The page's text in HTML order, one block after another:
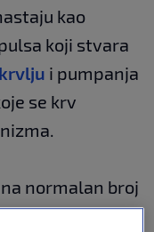
kao
koji stvara
i pumpanja
se krv
normalan broj
otkucaja srca